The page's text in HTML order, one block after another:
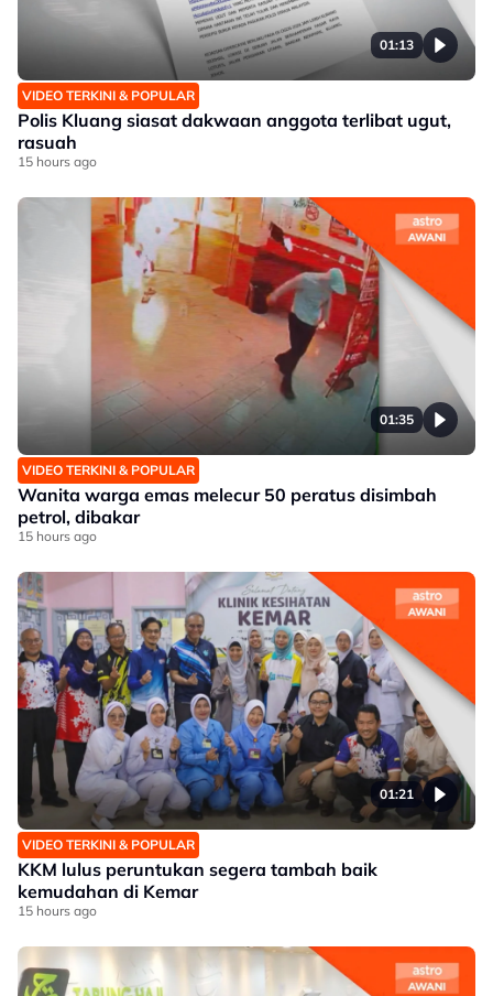
01:13
VIDEO TERKINI & POPULAR
Polis Kluang siasat dakwaan anggota terlibat ugut,
rasuah
15 hours ago
01:35
VIDEO TERKINI & POPULAR
Wanita warga emas melecur 50 peratus disimbah
petrol, dibakar
15 hours ago
01:21
VIDEO TERKINI & POPULAR
KKM lulus peruntukan segera tambah baik
kemudahan di Kemar
15 hours ago